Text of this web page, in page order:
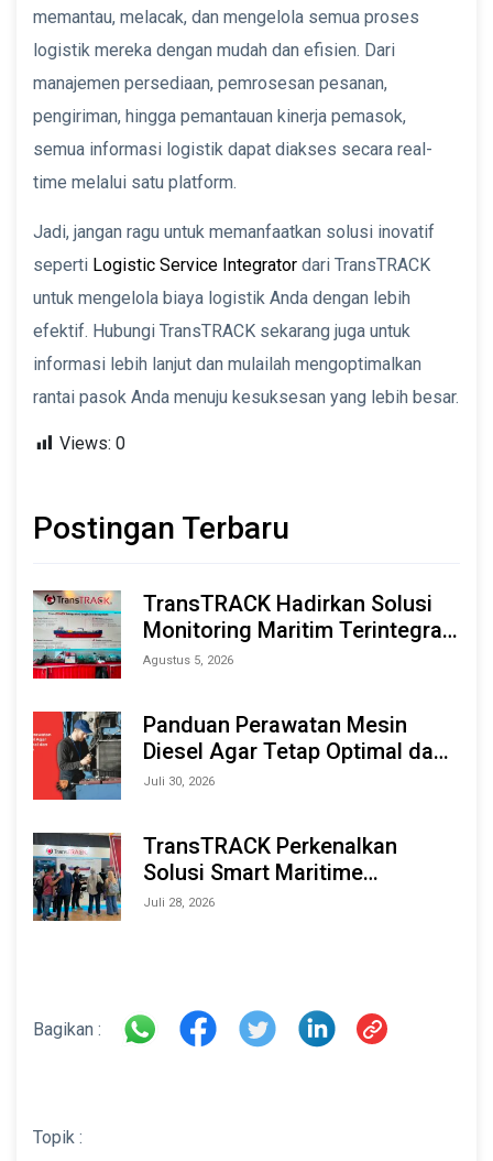
memantau, melacak, dan mengelola semua proses
logistik mereka dengan mudah dan efisien. Dari
manajemen persediaan, pemrosesan pesanan,
pengiriman, hingga pemantauan kinerja pemasok,
semua informasi logistik dapat diakses secara real-
time melalui satu platform.
Jadi, jangan ragu untuk memanfaatkan solusi inovatif
seperti Logistic Service Integrator dari TransTRACK
untuk mengelola biaya logistik Anda dengan lebih
efektif. Hubungi TransTRACK sekarang juga untuk
informasi lebih lanjut dan mulailah mengoptimalkan
rantai pasok Anda menuju kesuksesan yang lebih besar.
Views: 0
Postingan Terbaru
TransTRACK Hadirkan Solusi
Monitoring Maritim Terintegrasi
Berbasis AI & IoT di Indonesia
Agustus 5, 2026
Panduan Perawatan Mesin
Diesel Agar Tetap Optimal dan
Tahan Lama
Juli 30, 2026
TransTRACK Perkenalkan
Solusi Smart Maritime
Monitoring Berbasis AI dan IoT
Juli 28, 2026
Bagikan :
Topik :